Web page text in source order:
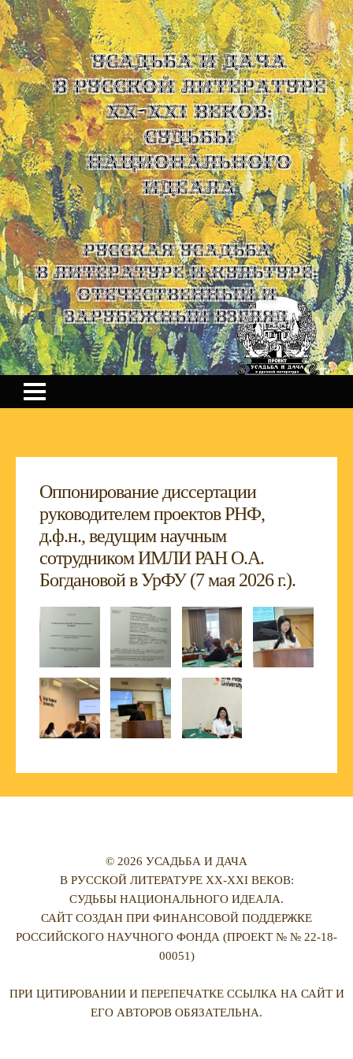
УСАДЬБА И ДАЧА
В РУССКОЙ ЛИТЕРАТУРЕ
XX-XXI ВЕКОВ:
СУДЬБЫ
НАЦИОНАЛЬНОГО
ИДЕАЛА
Русская усадьба
в литературе и культуре:
отечественный и
зарубежный взгляд
Оппонирование диссертации
руководителем проектов РНФ,
д.ф.н., ведущим научным
сотрудником ИМЛИ РАН О.А.
Богдановой в УрФУ (7 мая 2026 г.).
© 2026 УСАДЬБА И ДАЧА
В РУССКОЙ ЛИТЕРАТУРЕ XX-XXI ВЕКОВ:
СУДЬБЫ НАЦИОНАЛЬНОГО ИДЕАЛА.
САЙТ СОЗДАН ПРИ ФИНАНСОВОЙ ПОДДЕРЖКЕ
РОССИЙСКОГО НАУЧНОГО ФОНДА (ПРОЕКТ № № 22-18-
00051)
ПРИ ЦИТИРОВАНИИ И ПЕРЕПЕЧАТКЕ ССЫЛКА НА САЙТ И
ЕГО АВТОРОВ ОБЯЗАТЕЛЬНА.